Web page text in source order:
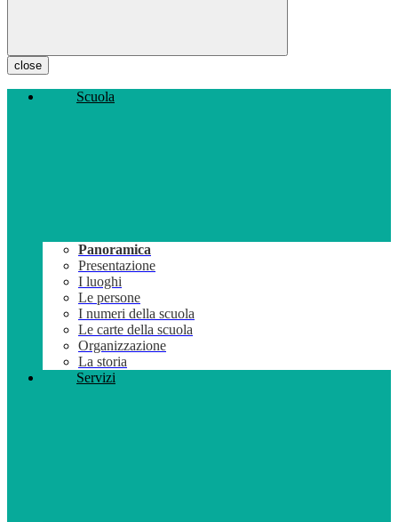
close
Scuola
Panoramica
Presentazione
I luoghi
Le persone
I numeri della scuola
Le carte della scuola
Organizzazione
La storia
Servizi